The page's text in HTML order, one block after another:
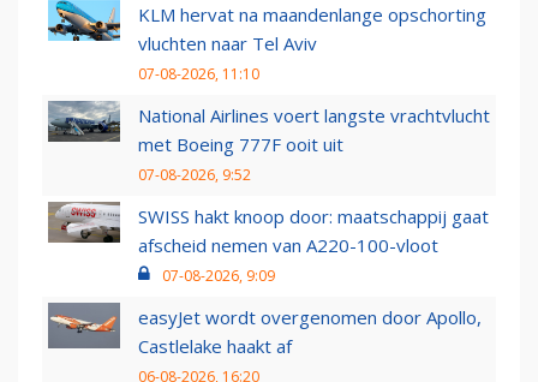
KLM hervat na maandenlange opschorting
vluchten naar Tel Aviv
07-08-2026, 11:10
National Airlines voert langste vrachtvlucht
met Boeing 777F ooit uit
07-08-2026, 9:52
SWISS hakt knoop door: maatschappij gaat
afscheid nemen van A220-100-vloot
07-08-2026, 9:09
easyJet wordt overgenomen door Apollo,
Castlelake haakt af
06-08-2026, 16:20